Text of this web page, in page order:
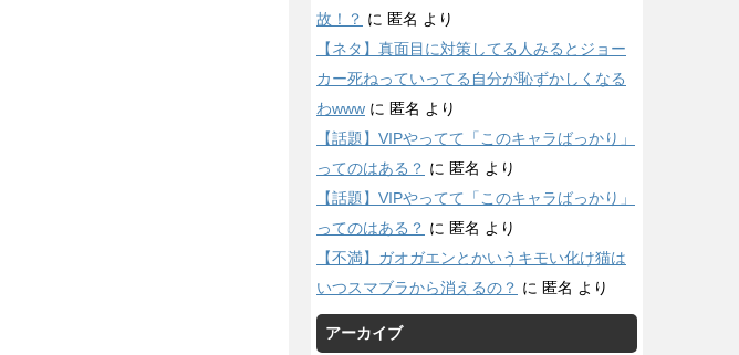
故！？ に 匿名 より
【ネタ】真面目に対策してる人みるとジョー
カー死ねっていってる自分が恥ずかしくなる
わwww に 匿名 より
【話題】VIPやってて「このキャラばっかり」
ってのはある？ に 匿名 より
【話題】VIPやってて「このキャラばっかり」
ってのはある？ に 匿名 より
【不満】ガオガエンとかいうキモい化け猫は
いつスマブラから消えるの？ に 匿名 より
アーカイブ